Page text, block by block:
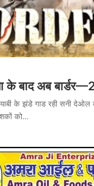
बाद अब बार्डर—2
के झंडे गाड रही सनी
को…